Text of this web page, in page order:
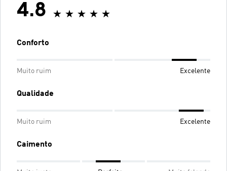
4.8
Conforto
Muito ruim Excelente
Qualidade
Muito ruim Excelente
Caimento